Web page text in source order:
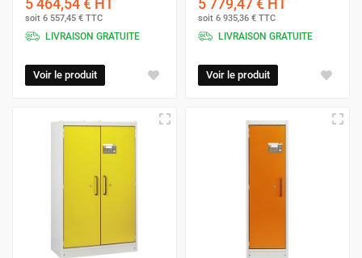
5 464,54 € HT
soit 6 557,45 € TTC
LIVRAISON GRATUITE
Voir le produit
5 779,47 € HT
soit 6 935,36 € TTC
LIVRAISON GRATUITE
Voir le produit